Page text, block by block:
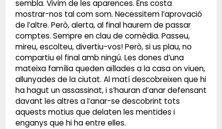
sembla. Vivim de les aparences. Ens costa
mostrar-nos tal com som. Necessitem l’aprovació
de l’altre. Però, alerta, al final haurem de passar
comptes. Sempre en clau de comèdia. Passeu,
mireu, escolteu, divertiu-vos! Però, si us plau, no
compartiu el final amb ningú. Les dones d’una
mateixa família queden aïllades a la casa on viuen,
allunyades de la ciutat. Al matí descobreixen que hi
ha hagut un assassinat, i s’hauran d’anar defensant
davant les altres a l’anar-se descobrint tots
aquests motius que delaten les mentides i
enganys que hi ha entre elles.